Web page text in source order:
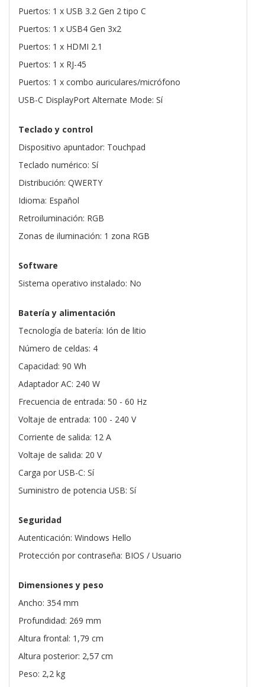
Puertos: 1 x USB 3.2 Gen 2 tipo C
Puertos: 1 x USB4 Gen 3x2
Puertos: 1 x HDMI 2.1
Puertos: 1 x RJ-45
Puertos: 1 x combo auriculares/micrófono
USB-C DisplayPort Alternate Mode: Sí
Teclado y control
Dispositivo apuntador: Touchpad
Teclado numérico: Sí
Distribución: QWERTY
Idioma: Español
Retroiluminación: RGB
Zonas de iluminación: 1 zona RGB
Software
Sistema operativo instalado: No
Batería y alimentación
Tecnología de batería: Ión de litio
Número de celdas: 4
Capacidad: 90 Wh
Adaptador AC: 240 W
Frecuencia de entrada: 50 - 60 Hz
Voltaje de entrada: 100 - 240 V
Corriente de salida: 12 A
Voltaje de salida: 20 V
Carga por USB-C: Sí
Suministro de potencia USB: Sí
Seguridad
Autenticación: Windows Hello
Protección por contraseña: BIOS / Usuario
Dimensiones y peso
Ancho: 354 mm
Profundidad: 269 mm
Altura frontal: 1,79 cm
Altura posterior: 2,57 cm
Peso: 2,2 kg